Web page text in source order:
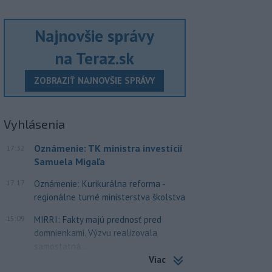
Najnovšie správy
na Teraz.sk
ZOBRAZIŤ NAJNOVŠIE SPRÁVY
Vyhlásenia
17:32
Oznámenie: TK ministra investícií
Samuela Migaľa
17:17
Oznámenie: Kurikurálna reforma -
regionálne turné ministerstva školstva
15:09
MIRRI: Fakty majú prednosť pred
domnienkami. Výzvu realizovala
samostatná...
Viac